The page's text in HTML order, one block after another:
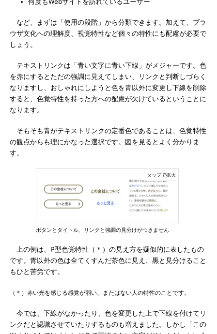
など、まずは「使用の段階」から分類できます。加えて、ブラ
ウザ文化への理解度、視覚特性など個々の特性にも配慮が必要で
しょう。
テキストリンクは「青い文字に青い下線」がメジャーです。色
を赤にするとただの強調に見えてしまい、リンクと判断しづらく
なりますし、おしゃれにしようと色を青以外に変更し下線を削除
すると、色覚特性を持った方への配慮が欠けているということに
なります。
そもそも青がテキストリンクの定番色であることは、色覚特性
の観点からも理にかなった選択です。図を見るとよく分かりま
す。
ボタンとタイトル、リンクと強調の見分けがつきません
上の例は、P型色覚特性（＊）の見え方を疑似的に表したもの
です。青以外の色は全てくすんだ茶色に見え、黒と見分けること
もひと苦労です。
（＊）赤い光を感じる感覚が弱い、またはない人の特性のことです。
今では、下線がなかったり、色を変更した上で下線を付けてリ
ンクだと認識させていたりするものも増えました。しかし「この